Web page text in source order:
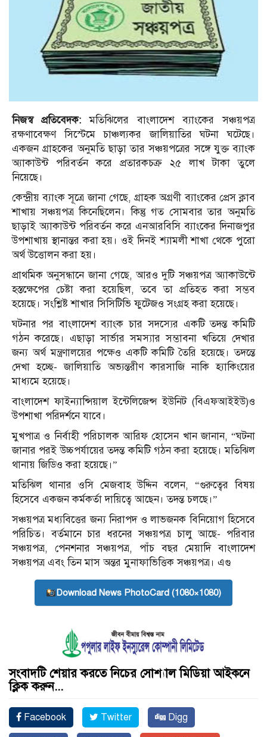
নিজস্ব প্রতিবেদক: মতিঝিলের বাংলাদেশ ব্যাংকের সঞ্চয়পত্র
রক্ষণাবেক্ষণ সিস্টেমে চাঞ্চল্যকর জালিয়াতির ঘটনা ঘটেছে।
একজন গ্রাহকের অনুমতি ছাড়া তার সঞ্চয়পত্রের সঙ্গে যুক্ত ব্যাংক
অ্যাকাউন্ট পরিবর্তন করে প্রতারকচক্র ২৫ লাখ টাকা তুলে
নিয়েছে।
কেন্দ্রীয় ব্যাংক সূত্রে জানা গেছে, গ্রাহক অগ্রণী ব্যাংকের প্রেস ক্লাব
শাখায় সঞ্চয়পত্র কিনেছিলেন। কিন্তু গত সোমবার তার অনুমতি
ছাড়াই অ্যাকাউন্ট পরিবর্তন করে এনআরবিসি ব্যাংকের দিনাজপুর
উপশাখায় স্থানান্তর করা হয়। ওই দিনই শ্যামলী শাখা থেকে পুরো
অর্থ উত্তোলন করা হয়।
প্রাথমিক অনুসন্ধানে জানা গেছে, আরও দুটি সঞ্চয়পত্র অ্যাকাউন্টে
হস্তক্ষেপের চেষ্টা করা হয়েছিল, তবে তা প্রতিহত করা সম্ভব
হয়েছে। সংশ্লিষ্ট শাখার সিসিটিভি ফুটেজও সংগ্রহ করা হয়েছে।
ঘটনার পর বাংলাদেশ ব্যাংক চার সদস্যের একটি তদন্ত কমিটি
গঠন করেছে। এছাড়া সার্ভার সমস্যার সম্ভাবনা খতিয়ে দেখার
জন্য অর্থ মন্ত্রণালয়ের পক্ষেও একটি কমিটি তৈরি হয়েছে। তদন্তে
দেখা হচ্ছে- জালিয়াতি অভ্যন্তরীণ কারসাজি নাকি হ্যাকিংয়ের
মাধ্যমে হয়েছে।
বাংলাদেশ ফাইন্যান্সিয়াল ইন্টেলিজেন্স ইউনিট (বিএফআইইউ)ও
উপশাখা পরিদর্শনে যাবে।
মুখপাত্র ও নির্বাহী পরিচালক আরিফ হোসেন খান জানান, “ঘটনা
জানার পরই উচ্চপর্যায়ের তদন্ত কমিটি গঠন করা হয়েছে। মতিঝিল
থানায় জিডিও করা হয়েছে।”
মতিঝিল থানার ওসি মেজবাহ উদ্দিন বলেন, “গুরুত্বের বিষয়
হিসেবে একজন কর্মকর্তা দায়িত্বে আছেন। তদন্ত চলছে।”
সঞ্চয়পত্র মধ্যবিত্তের জন্য নিরাপদ ও লাভজনক বিনিয়োগ হিসেবে
পরিচিত। বর্তমানে চার ধরনের সঞ্চয়পত্র চালু আছে- পরিবার
সঞ্চয়পত্র, পেনশনার সঞ্চয়পত্র, পাঁচ বছর মেয়াদি বাংলাদেশ
সঞ্চয়পত্র এবং তিন মাস অন্তর মুনাফাভিত্তিক সঞ্চয়পত্র। এগু
Download News PhotoCard (1080×1080)
সংবাদটি শেয়ার করতে নিচের সোশ্যাল মিডিয়া আইকনে
ক্লিক করুন...
Facebook Twitter Digg